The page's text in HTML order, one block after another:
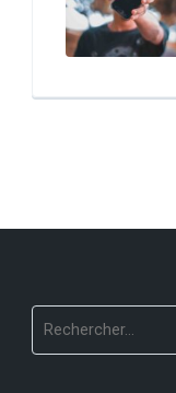
Rechercher :